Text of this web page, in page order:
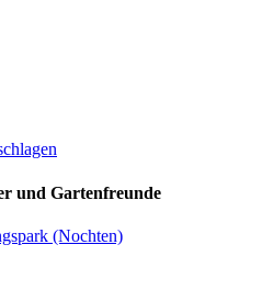
und Gartenfreunde